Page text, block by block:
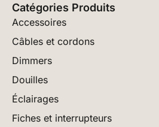
Catégories Produits
Accessoires
Câbles et cordons
Dimmers
Douilles
Éclairages
Fiches et interrupteurs